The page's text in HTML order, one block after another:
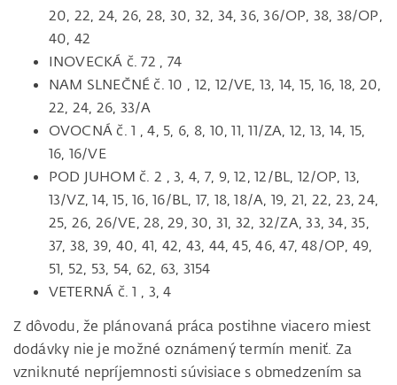
20, 22, 24, 26, 28, 30, 32, 34, 36, 36/OP, 38, 38/OP,
40, 42
INOVECKÁ č. 72 , 74
NAM SLNEČNÉ č. 10 , 12, 12/VE, 13, 14, 15, 16, 18, 20,
22, 24, 26, 33/A
OVOCNÁ č. 1 , 4, 5, 6, 8, 10, 11, 11/ZA, 12, 13, 14, 15,
16, 16/VE
POD JUHOM č. 2 , 3, 4, 7, 9, 12, 12/BL, 12/OP, 13,
13/VZ, 14, 15, 16, 16/BL, 17, 18, 18/A, 19, 21, 22, 23, 24,
25, 26, 26/VE, 28, 29, 30, 31, 32, 32/ZA, 33, 34, 35,
37, 38, 39, 40, 41, 42, 43, 44, 45, 46, 47, 48/OP, 49,
51, 52, 53, 54, 62, 63, 3154
VETERNÁ č. 1 , 3, 4
Z dôvodu, že plánovaná práca postihne viacero miest
dodávky nie je možné oznámený termín meniť. Za
vzniknuté nepríjemnosti súvisiace s obmedzením sa